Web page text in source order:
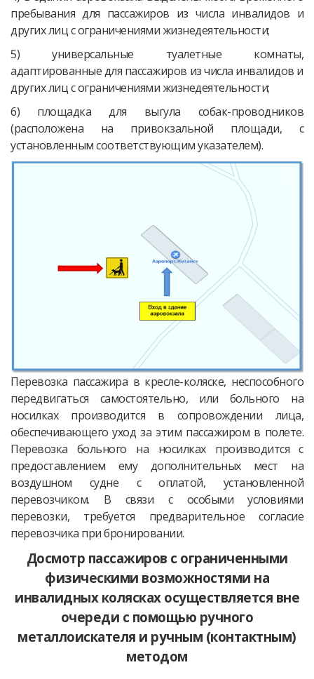
пребывания для пассажиров из числа инвалидов и
других лиц с ограничениями жизнедеятельности;
5) универсальные туалетные комнаты,
адаптированные для пассажиров из числа инвалидов и
других лиц с ограничениями жизнедеятельности;
6) площадка для выгула собак-проводников
(расположена на привокзальной площади, с
установленным соответствующим указателем).
Перевозка пассажира в кресле-коляске, неспособного
передвигаться самостоятельно, или больного на
носилках производится в сопровождении лица,
обеспечивающего уход за этим пассажиром в полете.
Перевозка больного на носилках производится с
предоставлением ему дополнительных мест на
воздушном судне с оплатой, установленной
перевозчиком. В связи с особыми условиями
перевозки, требуется предварительное согласие
перевозчика при бронировании.
Досмотр пассажиров с ограниченными
физическими возможностями на
инвалидных колясках осуществляется вне
очереди с помощью ручного
металлоискателя и ручным (контактным)
методом